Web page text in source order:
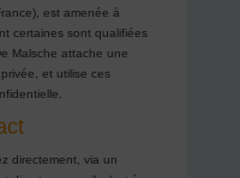
est amenée à
certaines sont qualifiées
Malsche attache une
et utilise ces
directement, via un